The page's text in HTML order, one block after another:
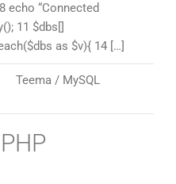
echo “Connected
11 $dbs[]
as $v){ 14 […]
Teema / MySQL